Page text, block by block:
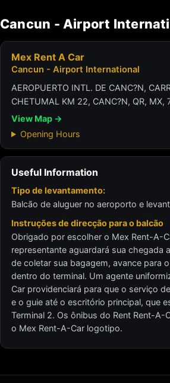
Cancun - Airport
Mex Rent A Car
Cancun - Airport International
AEROPUERTO INTL. DE CANC?N,
CHETUMAL KM 22, CANC?N, QR, MX,
View Map →
Opening Hours
Useful Information
Tipo de levantamento:
Balcão de aluguer no aeroporto e
Instruções de direcção para o balcão
Obrigado por escolher o Mex Rent-A-
representante aguardará sua chegada
de coletar sua bagagem, avance para
dentro do terminal. Um agente
Car providenciará para que o serviço
e o guie até o escritório principal, que
Terminal 2. Os ônibus do Rent Rent-A-
o Mex Rent-A-Car logotipo.